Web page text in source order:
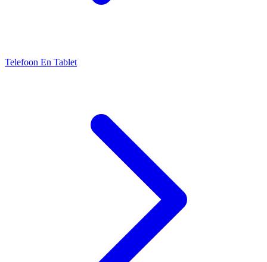
Telefoon En Tablet